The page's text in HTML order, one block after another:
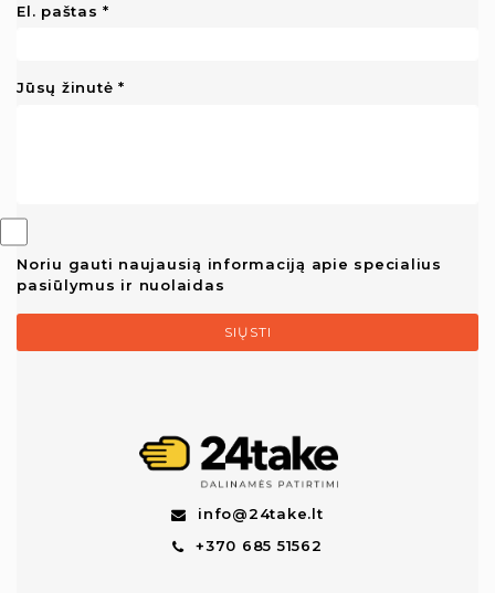
El. paštas
Jūsų žinutė
Noriu gauti naujausią informaciją apie specialius
pasiūlymus ir nuolaidas
SIŲSTI
info@24take.lt
+370 685 51562